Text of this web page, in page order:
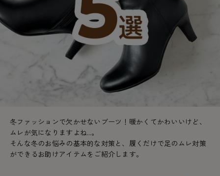
- ショート丈ストッキング
- 着圧ストッキング
- パンティ部レスストッキング
- 無地タイツ
- ひざ下丈タイツ
- 着圧タイツ
ソックス・靴下
- ワイヤーブラ
- ブラトップ
- レギュラーショーツ
- サニタリーショーツ
肌着・インナー
- 長袖（七分袖以上）
- タンクトップ
ルームウェア・パジャマ
アクティブ・スポーツ
- スポーツブラ
- スポーツトップス
雑貨・小物
ハイソックス
Tバック・ビキニ
肌着・インナー
ルームウェア・パジャマ
スニーカー丈・くるぶし丈ソックス
ハイソックス
スクールソックス
ワイヤーブラ
スポーツブラ
レギュラーショーツ
サニタリーショーツ
クリアビューティアクティブ
スゴスト
フェイクタイツ
hotto comfort
Atsugi COLORS
スクールタイム
みんなの、みんなの。
CLINICAL
お悩み別ガードル
ブラジャー特集
私に似合う、ストッキング選び
タイツの選び方
ご利用ガイド
はじめての方へ
よくある質問（FAQ）
サイズ表
配送方法について
返品・交換について
お問い合わせについて
冬ファッションで欠かせないブーツ！暖かくてかわいいけど、
ムレが気になりますよね…。
そんな冬のお悩みの基本的な対策と、履くだけで足のムレ対策
ができるお助けアイテムをご紹介します。